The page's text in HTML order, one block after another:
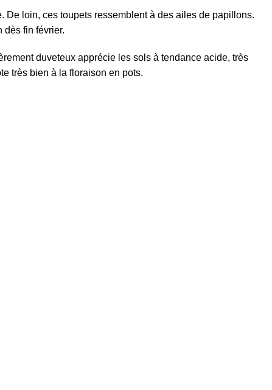
De loin, ces toupets ressemblent à des ailes de papillons.
dès fin février.
duveteux apprécie les sols à tendance acide, très
très bien à la floraison en pots.